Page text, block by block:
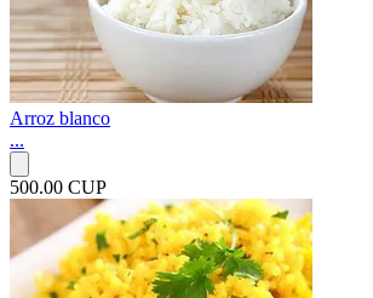
Arroz blanco
...
500.00 CUP